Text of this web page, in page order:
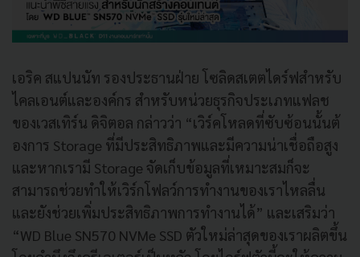
เอริค สแปนนัท รองประธานฝ่าย โซลิดสเตตไดร์ฟสำหรับ
ไคลเอนต์และองค์กร สำหรับหน่วยธุรกิจประเภทแฟลช
ของเวสเทิร์น ดิจิตอล กล่าวว่า “เวิร์คโหลดที่ซับซ้อนนั้นต้
องการ Storage ที่มีประสิทธิภาพและมีความน่าเชื่อถือสูง
และหากเรามี Storage จัดเก็บข้อมูลที่เหมาะสมก็จะ
สามารถช่วยทำให้เวิร์กโฟลว์การทำงานของเราไหลลื่น
และยังช่วยเพิ่มประสิทธิภาพการทำงานได้” และเสริมว่า
“WD Blue SN570 NVMe SSD ตัวใหม่ล่าสุดของเราผลิตขึ้น